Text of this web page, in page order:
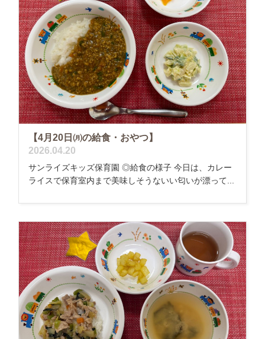
【4月20日㈪の給食・おやつ】
2026.04.20
サンライズキッズ保育園 ◎給食の様子 今日は、カレー
ライスで保育室内まで美味しそうないい匂いが漂って...